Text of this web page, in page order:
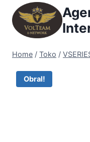
content
Home / Toko /
Obral!